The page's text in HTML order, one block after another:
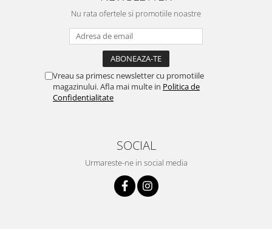
Nu rata ofertele si promotiile noastre
Vreau sa primesc newsletter cu promotiile
magazinului. Afla mai multe in Politica de
Confidentialitate
SOCIAL
Urmareste-ne in social media